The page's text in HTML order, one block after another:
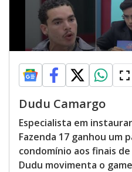
Dudu Camargo
Especialista em
Fazenda 17 ganhou um
condomínio aos finais
Dudu movimenta o